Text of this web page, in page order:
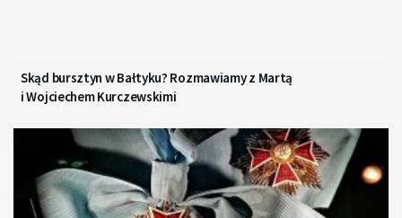
Skąd bursztyn w Bałtyku? Rozmawiamy z Martą
i Wojciechem Kurczewskimi